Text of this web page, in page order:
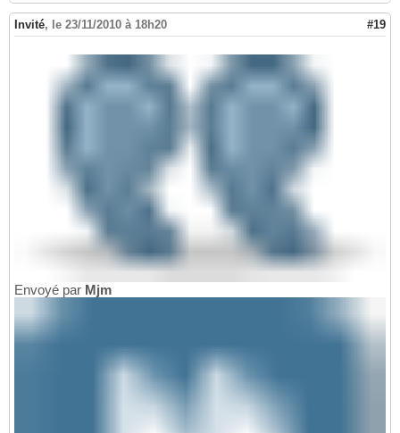
Invité, le 23/11/2010 à 18h20 #19
Envoyé par Mjm